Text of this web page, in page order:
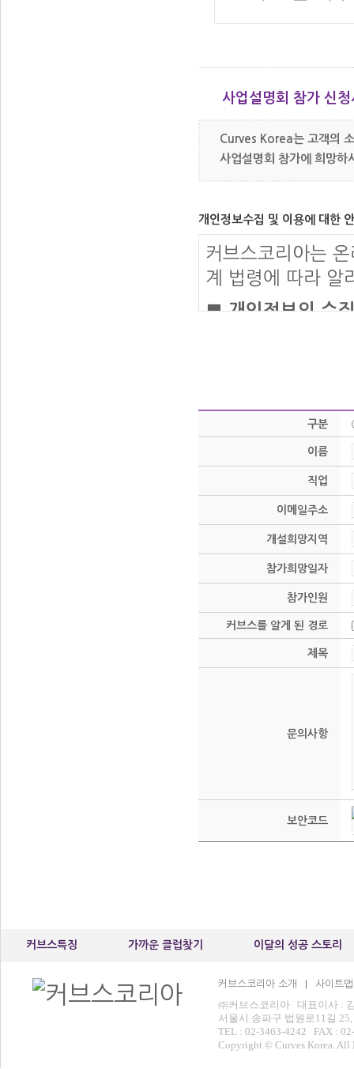
사업설명회 참가 신청
Curves Korea는 고객의
사업설명회 참가에 희망하
개인정보수집 및 이용에 대한
커브스코리아는
계 법령에 따라 알
■ 개인정보의 수
■ 개인정보의 수
온라인상담에
않습니다.
■ 개인정보의 보
온라인상담동안
(단, 기타 법령
■ 개인정보의 동
필수항목을 입
라도 본 서비스
구분
이름
직업
이메일주소
개설희망지역
참가희망일자
참가인원
커브스를 알게 된 경로
제목
문의사항
보안코드
커브스특징 가까운 클럽찾기 이달의 성공 스토리
커브스코리아 소개 사이트맵
㈜커브스코리아 대표이사 :
서울시 송파구 법원로11길
TEL : 02-3463-4242 FAX :
Copyright © Curves Korea. All